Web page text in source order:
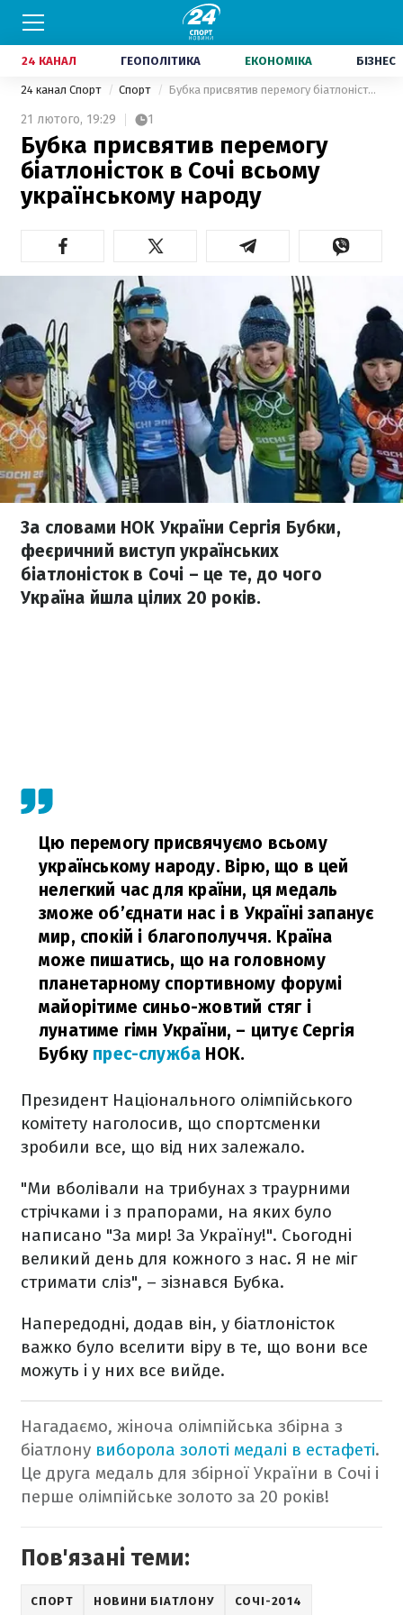
24 КАНАЛ ГЕОПОЛІТИКА ЕКОНОМІКА БІЗНЕС
24 канал Спорт Спорт Бубка присвятив перемогу біатлоністок в Сочі всьому українському народу
21 лютого, 19:29 1
Бубка присвятив перемогу
біатлоністок в Сочі всьому
українському народу
За словами НОК України Сергія Бубки,
феєричний виступ українських
біатлоністок в Сочі – це те, до чого
Україна йшла цілих 20 років.
Цю перемогу присвячуємо всьому
українському народу. Вірю, що в цей
нелегкий час для країни, ця медаль
зможе об’єднати нас і в Україні запанує
мир, спокій і благополуччя. Країна
може пишатись, що на головному
планетарному спортивному форумі
майорітиме синьо-жовтий стяг і
лунатиме гімн України, – цитує Сергія
Бубку прес-служба НОК.
Президент Національного олімпійського
комітету наголосив, що спортсменки
зробили все, що від них залежало.
"Ми вболівали на трибунах з траурними
стрічками і з прапорами, на яких було
написано "За мир! За Україну!". Сьогодні
великий день для кожного з нас. Я не міг
стримати сліз", – зізнався Бубка.
Напередодні, додав він, у біатлоністок
важко було вселити віру в те, що вони все
можуть і у них все вийде.
Нагадаємо, жіноча олімпійська збірна з
біатлону виборола золоті медалі в естафеті.
Це друга медаль для збірної України в Сочі і
перше олімпійське золото за 20 років!
Пов'язані теми:
СПОРТ НОВИНИ БІАТЛОНУ СОЧІ-2014